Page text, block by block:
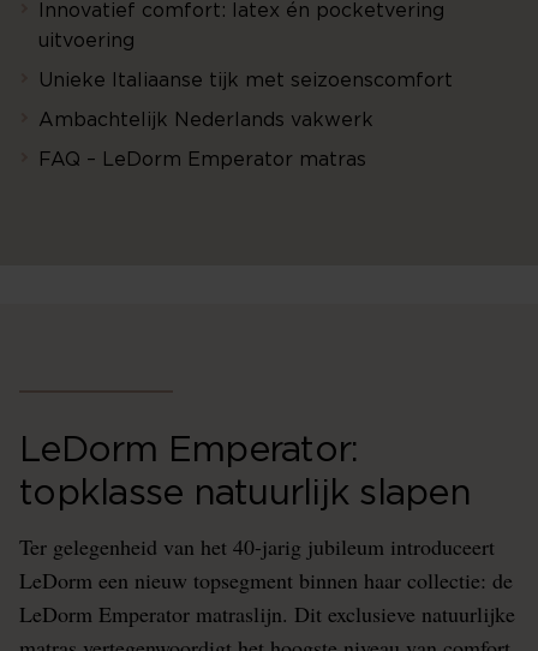
Innovatief comfort: latex én pocketvering
uitvoering
Unieke Italiaanse tijk met seizoenscomfort
Ambachtelijk Nederlands vakwerk
FAQ – LeDorm Emperator matras
LeDorm Emperator:
topklasse natuurlijk slapen
Ter gelegenheid van het 40-jarig jubileum introduceert
LeDorm een nieuw topsegment binnen haar collectie: de
LeDorm Emperator matraslijn. Dit exclusieve natuurlijke